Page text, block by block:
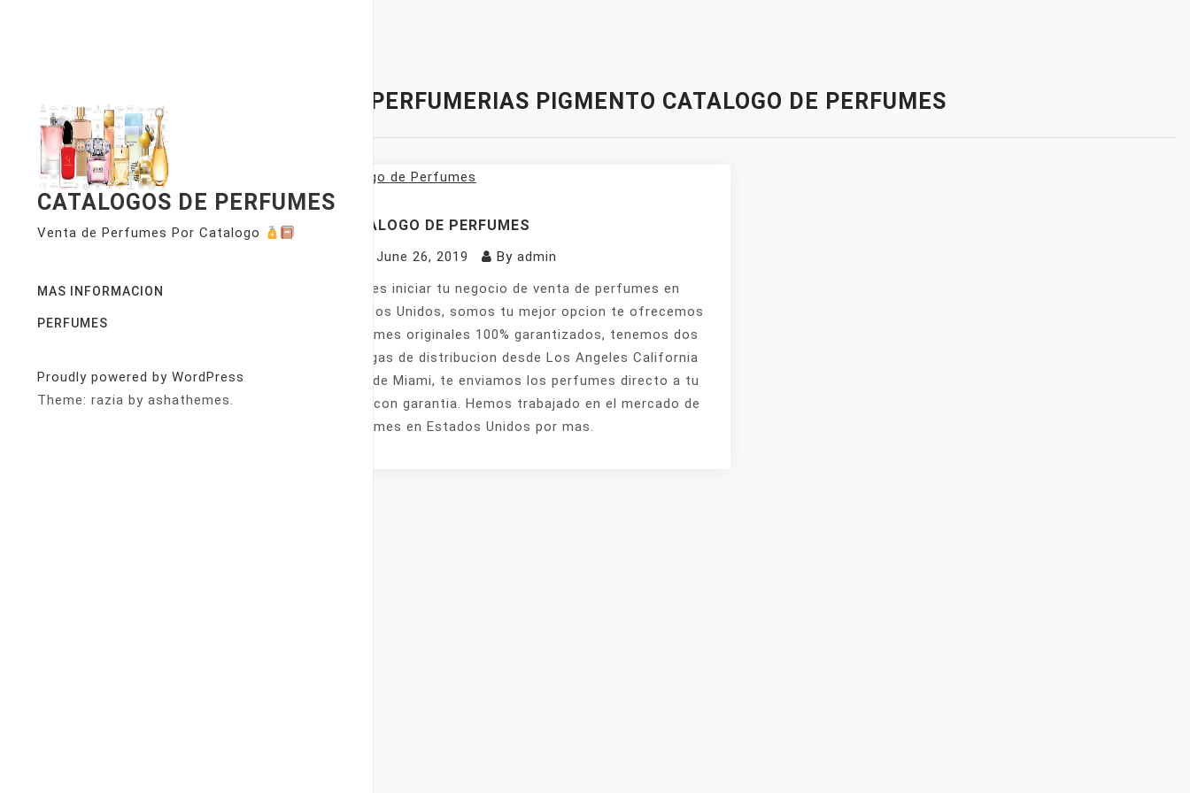
CATALOGOS DE PERFUMES
Venta de Perfumes Por Catalogo
MAS INFORMACION
PERFUMES
Proudly powered by WordPress
Theme: razia by ashathemes.
PERFUMERIAS PIGMENTO CATALOGO DE PERFUMES
CATALOGO DE PERFUMES
June 26, 2019 By admin
Quieres iniciar tu negocio de venta de perfumes en
Estados Unidos, somos tu mejor opcion te ofrecemos
perfumes originales 100% garantizados, tenemos dos
bodegas de distribucion desde Los Angeles California
y desde Miami, te enviamos los perfumes directo a tu
casa con garantia. Hemos trabajado en el mercado de
perfumes en Estados Unidos por mas.